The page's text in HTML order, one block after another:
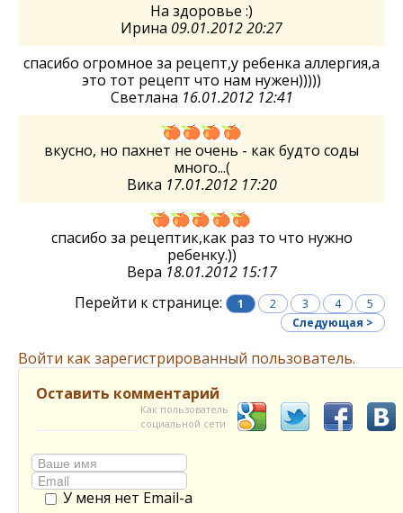
На здоровье :)
Ирина 09.01.2012 20:27
спасибо огромное за рецепт,у ребенка аллергия,а
это тот рецепт что нам нужен)))))
Светлана 16.01.2012 12:41
вкусно, но пахнет не очень - как будто соды
много...(
Вика 17.01.2012 17:20
спасибо за рецептик,как раз то что нужно
ребенку.))
Вера 18.01.2012 15:17
Перейти к странице:
1 2 3 4
5
Следующая >
Войти как зарегистрированный пользователь.
Оставить комментарий
Как пользователь
социальной сети
У меня нет Email-а